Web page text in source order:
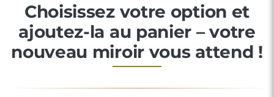
Choisissez votre option et
ajoutez-la au panier – votre
nouveau miroir vous attend !